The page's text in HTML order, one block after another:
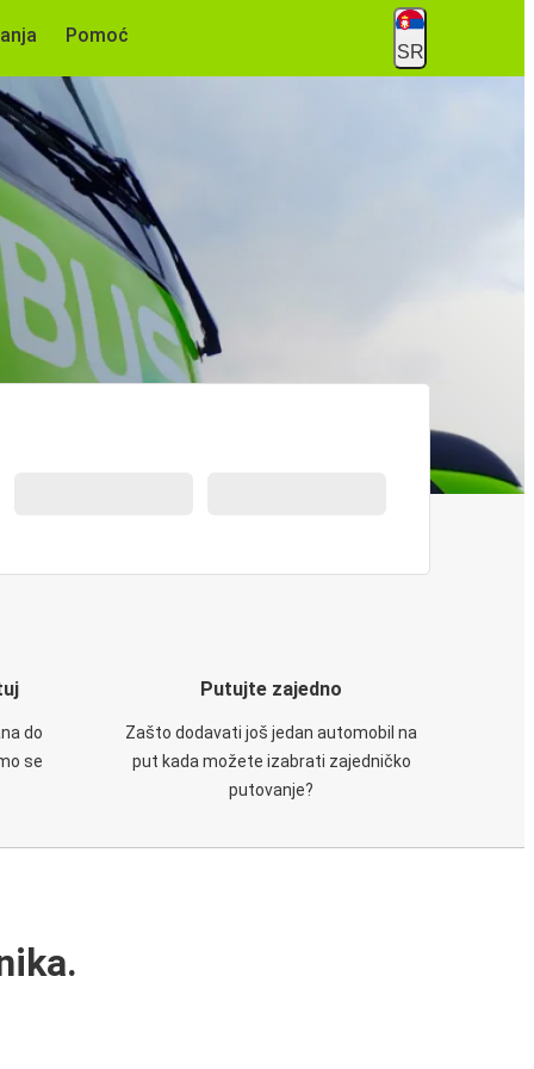
Pomoć
SR
do
se
Putujte zajedno
Zašto dodavati još jedan automobil na
put kada možete izabrati zajedničko
putovanje?